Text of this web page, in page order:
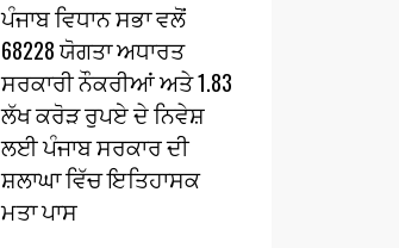
ਪੰਜਾਬ ਵਿਧਾਨ ਸਭਾ ਵਲੋਂ
68228 ਯੋਗਤਾ ਅਧਾਰਤ
ਸਰਕਾਰੀ ਨੌਕਰੀਆਂ ਅਤੇ 1.83
ਲੱਖ ਕਰੋੜ ਰੁਪਏ ਦੇ ਨਿਵੇਸ਼
ਲਈ ਪੰਜਾਬ ਸਰਕਾਰ ਦੀ
ਸ਼ਲਾਘਾ ਵਿੱਚ ਇਤਿਹਾਸਕ
ਮਤਾ ਪਾਸ